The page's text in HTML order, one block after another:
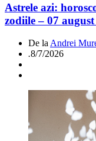
Astrele azi:
zodiile – 07
De la Andrei
.8/7/2026